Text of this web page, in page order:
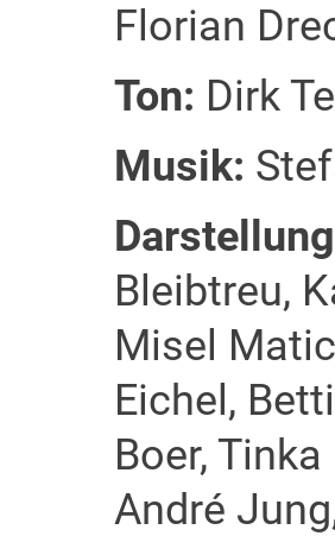
Florian
Ton: Dirk
Musik:
Bleibtreu,
Misel
Eichel,
Boer,
André